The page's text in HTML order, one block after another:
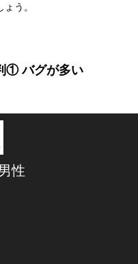
う。
① バグが多い
性